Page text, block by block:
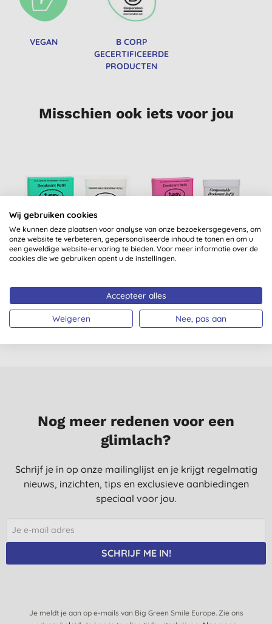
VEGAN
B CORP
GECERTIFICEERDE
PRODUCTEN
Misschien ook iets voor jou
Fussy Deodorant
€ 7,49 KOPEN
Fussy Deodorant
€ 7,49 KOPEN
Nog meer redenen voor een
glimlach?
Schrijf je in op onze mailinglijst en je krijgt regelmatig
nieuws, inzichten, tips en exclusieve aanbiedingen
speciaal voor jou.
SCHRIJF ME IN!
Je meldt je aan op e-mails van Big Green Smile Europe. Zie ons
Wij gebruiken cookies
We kunnen deze plaatsen voor analyse van onze bezoekersgegevens, om
onze website te verbeteren, gepersonaliseerde inhoud te tonen en om u
een geweldige website-ervaring te bieden. Voor meer informatie over de
cookies die we gebruiken opent u de instellingen.
Accepteer alles
Weigeren Nee, pas aan